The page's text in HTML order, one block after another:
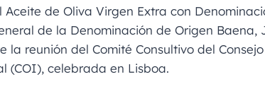
Aceite de Oliva Virgen Extra con
de la Denominación de Origen Baena,
la reunión del Comité Consultivo del
(COI), celebrada en Lisboa.